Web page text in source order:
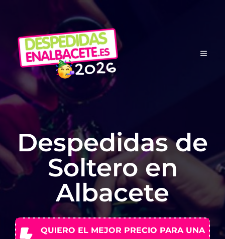
contenido
Despedidas de
Soltero en
Albacete
QUIERO EL MEJOR PRECIO PARA UNA